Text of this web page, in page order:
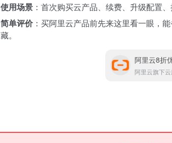
使用场景 ：首次购买云产品、续费、升级配置、
简单评价：买阿里云产品前先来这里看一眼，
藏。
阿里云8折
阿里云旗下